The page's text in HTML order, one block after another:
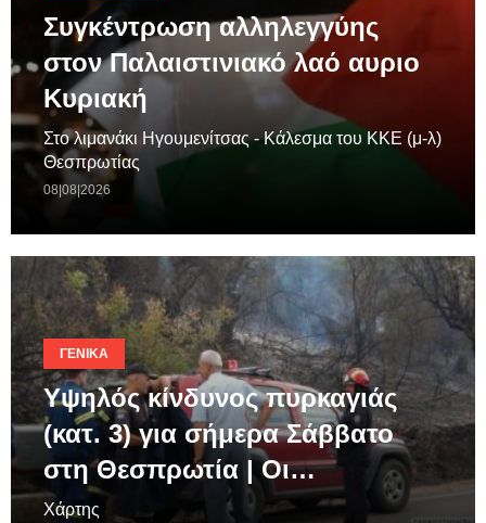
Συγκέντρωση αλληλεγγύης
στον Παλαιστινιακό λαό αυριο
Κυριακή
Στο λιμανάκι Ηγουμενίτσας - Κάλεσμα του ΚΚΕ (μ-λ)
Θεσπρωτίας
08|08|2026
ΓΕΝΙΚΆ
Υψηλός κίνδυνος πυρκαγιάς
(κατ. 3) για σήμερα Σάββατο
στη Θεσπρωτία | Οι…
Χάρτης